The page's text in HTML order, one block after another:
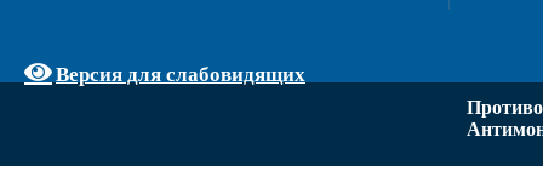
Версия для слабовидящих